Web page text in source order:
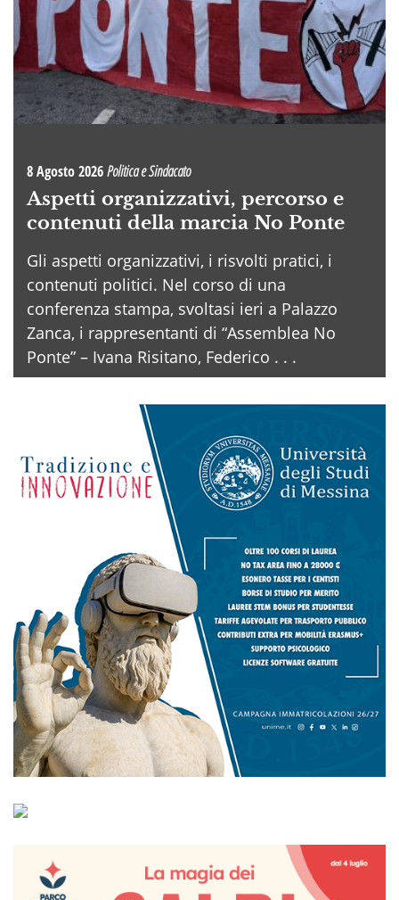
8 Agosto 2026Politica e Sindacato
Aspetti organizzativi, percorso e
contenuti della marcia No Ponte
Gli aspetti organizzativi, i risvolti pratici, i
contenuti politici. Nel corso di una
conferenza stampa, svoltasi ieri a Palazzo
Zanca, i rappresentanti di “Assemblea No
Ponte” – Ivana Risitano, Federico . . .